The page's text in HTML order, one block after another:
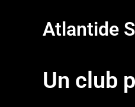
Atlantide
Un club